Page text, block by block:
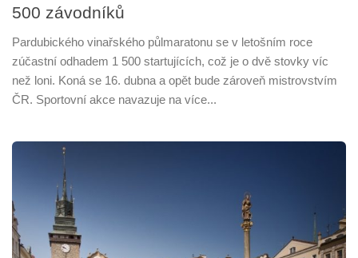
500 závodníků
Pardubického vinařského půlmaratonu se v letošním roce
zúčastní odhadem 1 500 startujících, což je o dvě stovky víc
než loni. Koná se 16. dubna a opět bude zároveň mistrovstvím
ČR. Sportovní akce navazuje na více...